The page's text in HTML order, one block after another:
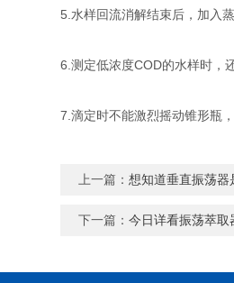
5.水样回流消解结束后，加入
6.测定低浓度COD的水样时，
7.滴定时不能激烈摇动锥形瓶
上一篇：想知道垂直振荡器
下一篇：今日详看振荡萃取